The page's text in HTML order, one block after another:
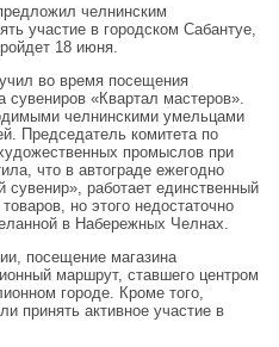
челнинским
участие в городском Сабантуе,
18 июня.
во время посещения
сувениров «Квартал мастеров».
челнинскими умельцами
Председатель комитета по
промыслов при
что в автограде ежегодно
сувенир», работает единственный
но этого недостаточно
в Набережных Челнах.
посещение магазина
маршрут, ставшего центром
городе. Кроме того,
принять активное участие в